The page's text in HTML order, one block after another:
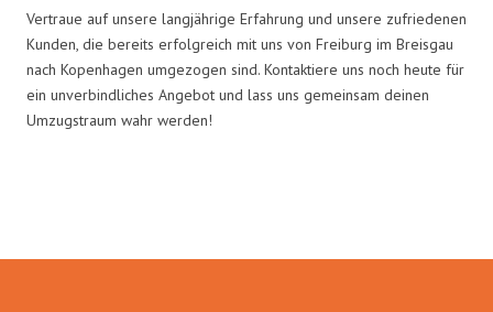
Vertraue auf unsere langjährige Erfahrung und unsere zufriedenen
Kunden, die bereits erfolgreich mit uns von Freiburg im Breisgau
nach Kopenhagen umgezogen sind. Kontaktiere uns noch heute für
ein unverbindliches Angebot und lass uns gemeinsam deinen
Umzugstraum wahr werden!